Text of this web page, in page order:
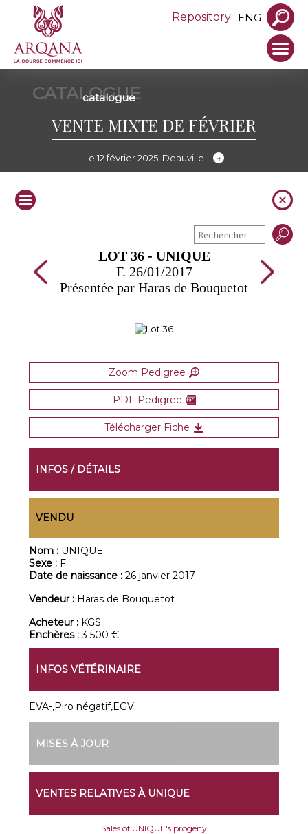
Repository ENG
CATALOGUE
catalogue
VENTE MIXTE DE FÉVRIER
Le 12 février 2025, Deauville
LOT 36 - UNIQUE
F. 26/01/2017
Présentée par Haras de Bouquetot
Zoom Pedigree
PDF Pedigree
Télécharger Fiche
INFOS / DÉTAILS
VENDU
Nom : UNIQUE
Sexe : F.
Date de naissance :26 janvier 2017
Vendeur : Haras de Bouquetot
Acheteur : KGS
Enchères :3 500 €
INFOS VÉTÉRINAIRE
EVA-,Piro négatif,EGV
MISES À JOUR
VENTES RELATIVES À UNIQUE
Sales of UNIQUE's progeny